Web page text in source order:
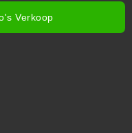
Verkoop